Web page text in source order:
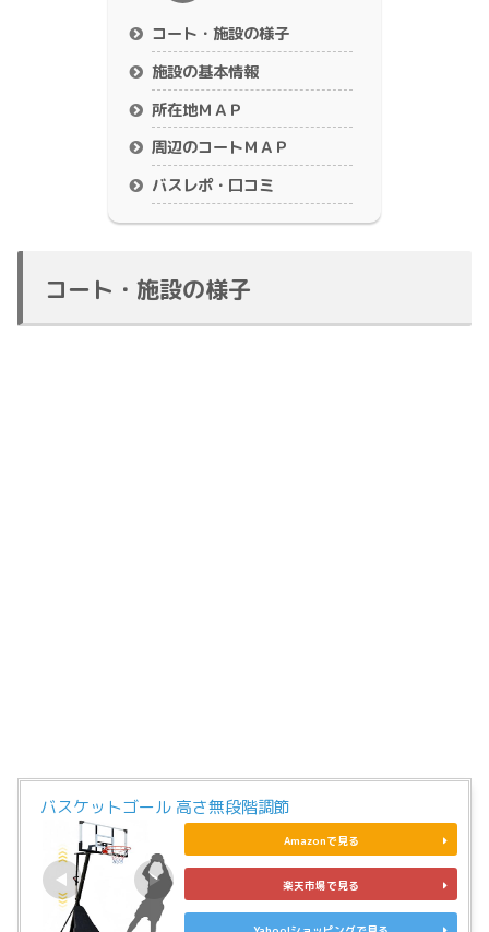
コート・施設の様子
施設の基本情報
所在地ＭＡＰ
周辺のコートＭＡＰ
バスレポ・口コミ
コート・施設の様子
バスケットゴール 高さ無段階調節
Amazonで見る
楽天市場で見る